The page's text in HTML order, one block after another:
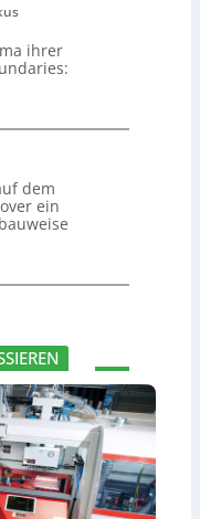
ihrer
dem
ein